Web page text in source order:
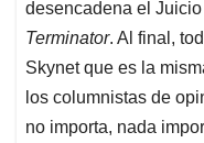
desencadena el
Terminator. Al final,
Skynet que es la
los columnistas de
no importa, nada